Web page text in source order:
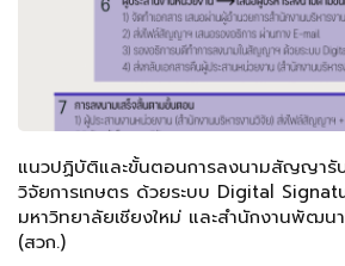
แนวปฏิบัติและขั้นตอนการลงนามสัญญารั
วิจัยการเกษตร ด้วยระบบ Digital
มหาวิทยาลัยเชียงใหม่ และสำนักงานพัฒน
(สวก.)